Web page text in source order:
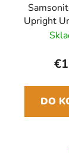
Upright
45cm
DO